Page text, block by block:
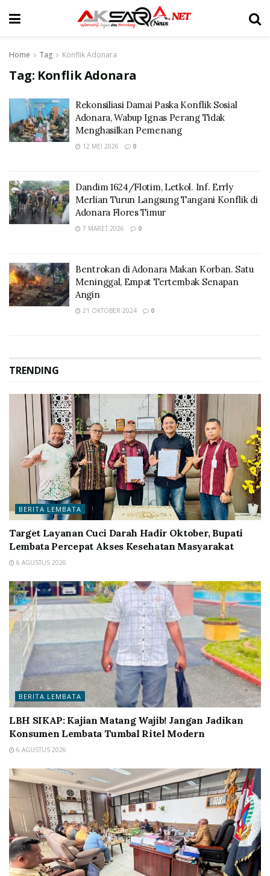
Home Tag Konflik Adonara
Tag: Konflik Adonara
Rekonsiliasi Damai Paska Konflik Sosial
Adonara, Wabup Ignas Perang Tidak
Menghasilkan Pemenang
12 MEI 2026 0
Dandim 1624/Flotim, Letkol. Inf. Errly
Merlian Turun Langsung Tangani Konflik di
Adonara Flores Timur
7 MARET 2026 0
Bentrokan di Adonara Makan Korban. Satu
Meninggal, Empat Tertembak Senapan
Angin
21 OKTOBER 2024 0
TRENDING
BERITA LEMBATA
Target Layanan Cuci Darah Hadir Oktober, Bupati
Lembata Percepat Akses Kesehatan Masyarakat
6 AGUSTUS 2026
BERITA LEMBATA
LBH SIKAP: Kajian Matang Wajib! Jangan Jadikan
Konsumen Lembata Tumbal Ritel Modern
6 AGUSTUS 2026